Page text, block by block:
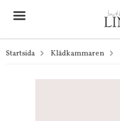
Startsida Klädkammaren